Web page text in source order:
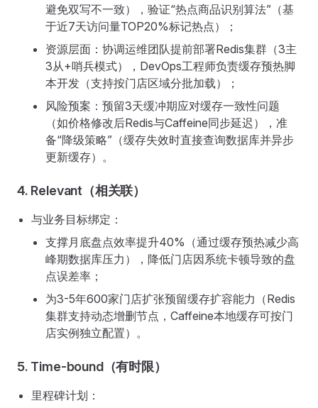
避免双写不一致），验证“热点商品识别算法”（基
于近7天访问量TOP20%标记热点）；
资源层面：协调运维团队提前部署Redis集群（3主
3从+哨兵模式），DevOps工程师负责缓存预热脚
本开发（支持按门店区域分批加载）；
风险预案：预留3天缓冲期应对缓存一致性问题
（如价格修改后Redis与Caffeine同步延迟），准
备“降级策略”（缓存失效时直接查询数据库并异步
更新缓存）。
4. Relevant（相关联）
与业务目标绑定：
支撑月底盘点效率提升40%（通过缓存预热减少高
峰期数据库压力），降低门店因系统卡顿导致的盘
点误差率；
为3-5年600家门店扩张预留缓存扩容能力（Redis
集群支持动态增删节点，Caffeine本地缓存可按门
店实例独立配置）。
5. Time-bound（有时限）
里程碑计划：